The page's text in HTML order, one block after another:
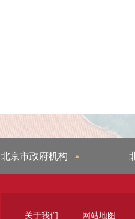
北京市政府机构
关于我们 网站地图